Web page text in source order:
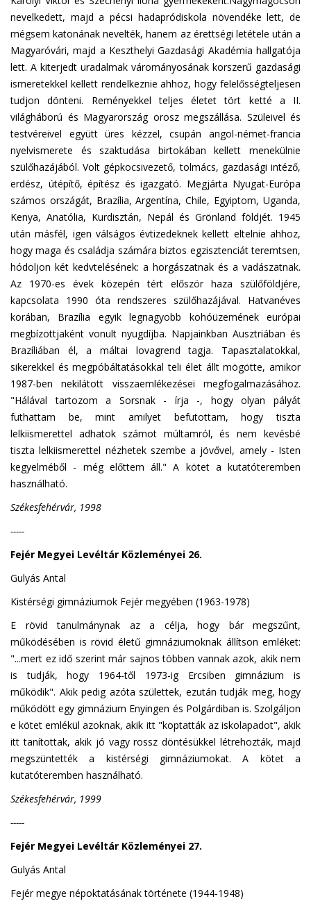
nevelkedett, majd a pécsi hadapródiskola növendéke lett, de
mégsem katonának nevelték, hanem az érettségi letétele után a
Magyaróvári, majd a Keszthelyi Gazdasági Akadémia hallgatója
lett. A kiterjedt uradalmak várományosának korszerű gazdasági
ismeretekkel kellett rendelkeznie ahhoz, hogy felelősségteljesen
tudjon dönteni. Reményekkel teljes életet tört ketté a II.
világháború és Magyarország orosz megszállása. Szüleivel és
testvéreivel együtt üres kézzel, csupán angol-német-francia
nyelvismerete és szaktudása birtokában kellett menekülnie
szülőhazájából. Volt gépkocsivezető, tolmács, gazdasági intéző,
erdész, útépítő, építész és igazgató. Megjárta Nyugat-Európa
számos országát, Brazília, Argentína, Chile, Egyiptom, Uganda,
Kenya, Anatólia, Kurdisztán, Nepál és Grönland földjét. 1945
után másfél, igen válságos évtizedeknek kellett eltelnie ahhoz,
hogy maga és családja számára biztos egzisztenciát teremtsen,
hódoljon két kedvtelésének: a horgászatnak és a vadászatnak.
Az 1970-es évek közepén tért először haza szülőföldjére,
kapcsolata 1990 óta rendszeres szülőhazájával. Hatvanéves
korában, Brazília egyik legnagyobb kohóüzemének európai
megbízottjaként vonult nyugdíjba. Napjainkban Ausztriában és
Brazíliában él, a máltai lovagrend tagja. Tapasztalatokkal,
sikerekkel és megpóbáltatásokkal teli élet állt mögötte, amikor
1987-ben nekilátott visszaemlékezései megfogalmazásához.
"Hálával tartozom a Sorsnak - írja -, hogy olyan pályát
futhattam be, mint amilyet befutottam, hogy tiszta
lelkiismerettel adhatok számot múltamról, és nem kevésbé
tiszta lelkiismerettel nézhetek szembe a jövővel, amely - Isten
kegyelméből - még előttem áll." A kötet a kutatóteremben
használható.
Székesfehérvár, 1998
-----
Fejér Megyei Levéltár Közleményei 26.
Gulyás Antal
Kistérségi gimnáziumok Fejér megyében (1963-1978)
E rövid tanulmánynak az a célja, hogy bár megszűnt,
működésében is rövid életű gimnáziumoknak állítson emléket:
"...mert ez idő szerint már sajnos többen vannak azok, akik nem
is tudják, hogy 1964-től 1973-ig Ercsiben gimnázium is
működik". Akik pedig azóta születtek, ezután tudják meg, hogy
működött egy gimnázium Enyingen és Polgárdiban is. Szolgáljon
e kötet emlékül azoknak, akik itt "koptatták az iskolapadot", akik
itt tanítottak, akik jó vagy rossz döntésükkel létrehozták, majd
megszüntették a kistérségi gimnáziumokat. A kötet a
kutatóteremben használható.
Székesfehérvár, 1999
-----
Fejér Megyei Levéltár Közleményei 27.
Gulyás Antal
Fejér megye népoktatásának története (1944-1948)